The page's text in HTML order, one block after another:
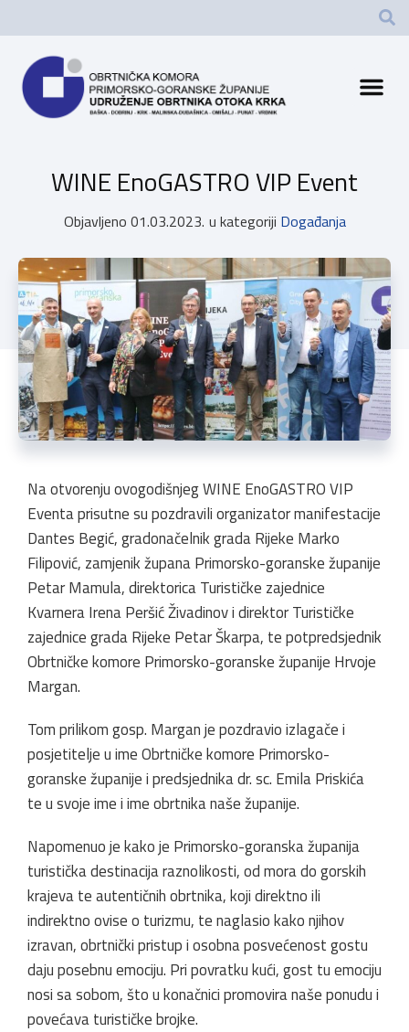
WINE EnoGASTRO VIP Event
Objavljeno 01.03.2023. u kategoriji Događanja
Na otvorenju ovogodišnjeg WINE EnoGASTRO VIP
Eventa prisutne su pozdravili organizator manifestacije
Dantes Begić, gradonačelnik grada Rijeke Marko
Filipović, zamjenik župana Primorsko-goranske županije
Petar Mamula, direktorica Turističke zajednice
Kvarnera Irena Peršić Živadinov i direktor Turističke
zajednice grada Rijeke Petar Škarpa, te potpredsjednik
Obrtničke komore Primorsko-goranske županije Hrvoje
Margan.
Tom prilikom gosp. Margan je pozdravio izlagače i
posjetitelje u ime Obrtničke komore Primorsko-
goranske županije i predsjednika dr. sc. Emila Priskića
te u svoje ime i ime obrtnika naše županije.
Napomenuo je kako je Primorsko-goranska županija
turistička destinacija raznolikosti, od mora do gorskih
krajeva te autentičnih obrtnika, koji direktno ili
indirektno ovise o turizmu, te naglasio kako njihov
izravan, obrtnički pristup i osobna posvećenost gostu
daju posebnu emociju. Pri povratku kući, gost tu emociju
nosi sa sobom, što u konačnici promovira naše ponudu i
povećava turističke brojke.